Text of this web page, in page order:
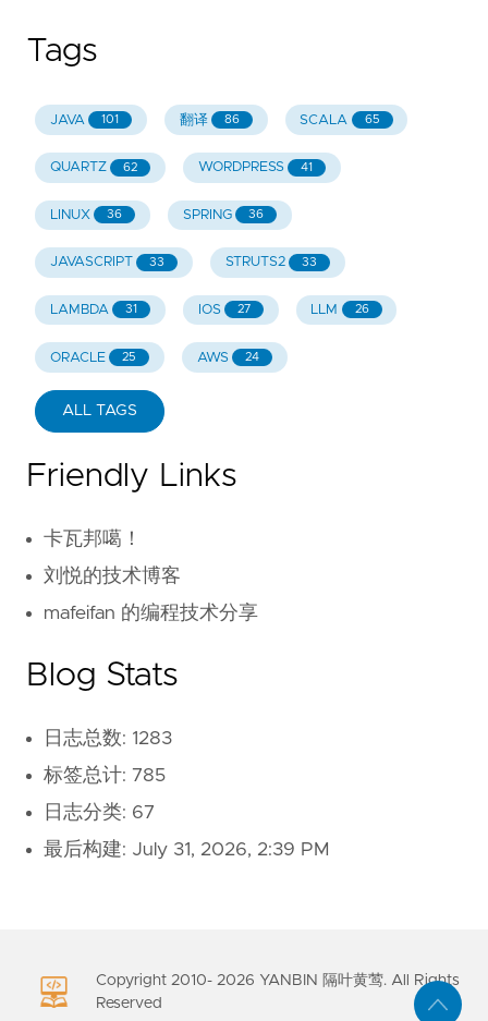
Tags
JAVA 101 翻译 86 SCALA 65
QUARTZ 62 WORDPRESS 41
LINUX 36 SPRING 36
JAVASCRIPT 33 STRUTS2 33
LAMBDA 31 IOS 27 LLM 26
ORACLE 25 AWS 24
ALL TAGS
Friendly Links
卡瓦邦噶！
刘悦的技术博客
mafeifan 的编程技术分享
Blog Stats
日志总数: 1283
标签总计: 785
日志分类: 67
最后构建: July 31, 2026, 2:39 PM
Copyright 2010- 2026 YANBIN 隔叶黄莺. All Rights
Reserved